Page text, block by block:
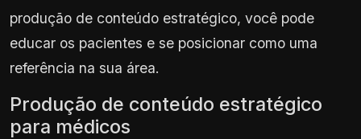
produção de conteúdo estratégico, você pode
educar os pacientes e se posicionar como uma
referência na sua área.
Produção de conteúdo estratégico
para médicos